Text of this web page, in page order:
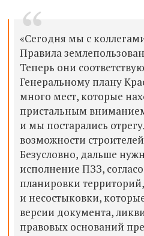
«Сегодня мы с
Правила
Теперь они
Генеральному плану
много мест, которые
пристальным
и мы постарались
возможности
Безусловно, дальше
исполнение ПЗЗ,
планировки
и несостыковки,
версии документа,
правовых оснований